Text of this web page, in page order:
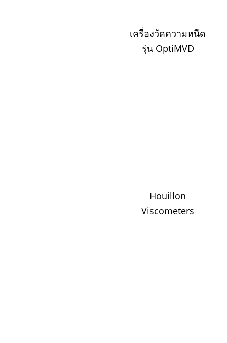
เครื่องวัดความหนืด
รุ่น OptiMVD
Houillon
Viscometers